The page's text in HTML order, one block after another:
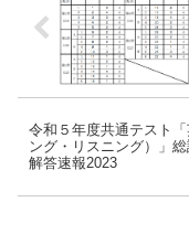
令和５年度共通テスト
ング・リスニング）」
解答速報2023